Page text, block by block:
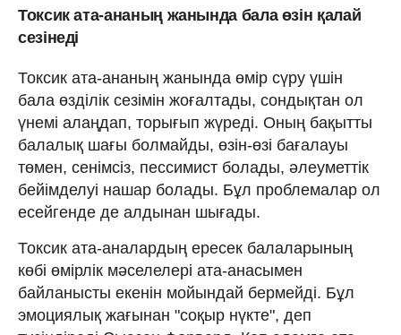
Токсик ата-ананың жанында бала өзін қалай
сезінеді
Токсик ата-ананың жанында өмір сүру үшін
бала өзділік сезімін жоғалтады, сондықтан ол
үнемі алаңдап, торығып жүреді. Оның бақытты
балалық шағы болмайды, өзін-өзі бағалауы
төмен, сенімсіз, пессимист болады, әлеуметтік
бейімделуі нашар болады. Бұл проблемалар ол
есейгенде де алдынан шығады.
Токсик ата-аналардың ересек балаларының
көбі өмірлік мәселелері ата-анасымен
байланысты екенін мойындай бермейді. Бұл
эмоциялық жағынан "соқыр нүкте", деп